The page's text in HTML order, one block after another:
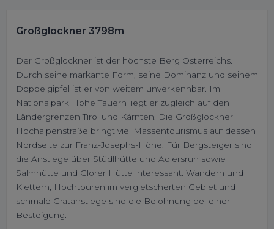
Großglockner 3798m
Der Großglockner ist der höchste Berg Österreichs.
Durch seine markante Form, seine Dominanz und seinem
Doppelgipfel ist er von weitem unverkennbar. Im
Nationalpark Hohe Tauern liegt er zugleich auf den
Ländergrenzen Tirol und Kärnten. Die Großglockner
Hochalpenstraße bringt viel Massentourismus auf dessen
Nordseite zur Franz-Josephs-Höhe. Für Bergsteiger sind
die Anstiege über Stüdlhütte und Adlersruh sowie
Salmhütte und Glorer Hütte interessant. Wandern und
Klettern, Hochtouren im vergletscherten Gebiet und
schmale Gratanstiege sind die Belohnung bei einer
Besteigung.